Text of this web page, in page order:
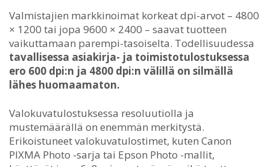
Valmistajien markkinoimat korkeat dpi-arvot – 4800
× 1200 tai jopa 9600 × 2400 – saavat tuotteen
vaikuttamaan parempi-tasoiselta. Todellisuudessa
tavallisessa asiakirja- ja toimistotulostuksessa
ero 600 dpi:n ja 4800 dpi:n välillä on silmällä
lähes huomaamaton.
Valokuvatulostuksessa resoluutiolla ja
mustemäärällä on enemmän merkitystä.
Erikoistuneet valokuvatulostimet, kuten Canon
PIXMA Photo -sarja tai Epson Photo -mallit,